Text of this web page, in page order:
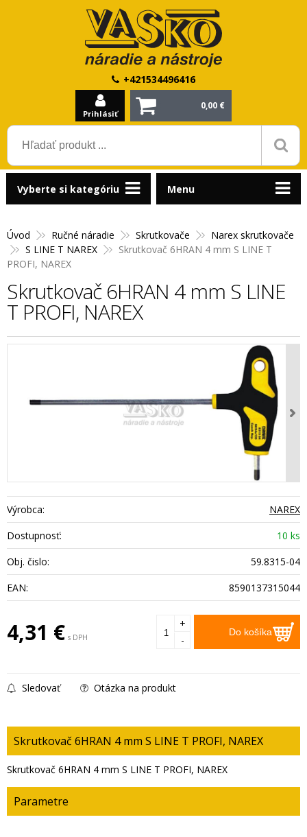
+421534496416
Prihlásiť
0,00 €
Úvod Ručné náradie Skrutkovače
Narex skrutkovače
S LINE T NAREX
Skrutkovač 6HRAN 4 mm S LINE T
PROFI, NAREX
Skrutkovač 6HRAN 4 mm S LINE
T PROFI, NAREX
Výrobca:
NAREX
Dostupnosť:
10 ks
Obj. čislo:
59.8315-04
EAN:
8590137315044
4,31 € s DPH Do košíka
+
-
Sledovať Otázka na produkt
Skrutkovač 6HRAN 4 mm S LINE T PROFI, NAREX
Skrutkovač 6HRAN 4 mm S LINE T PROFI, NAREX
Parametre
Vyberte si kategóriu Menu